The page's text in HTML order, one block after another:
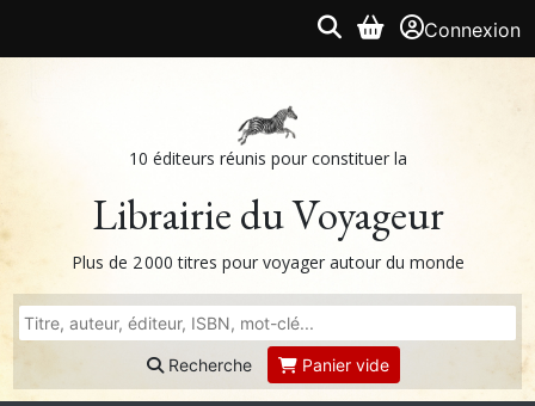
Connexion
10 éditeurs réunis pour constituer la
Librairie du Voyageur
Plus de 2 000 titres pour voyager autour du monde
Recherche Panier vide